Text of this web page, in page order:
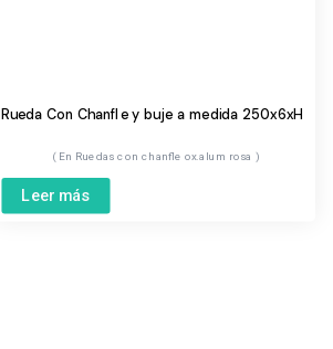
Rueda Con Chanfle y buje a medida 250x6xH
Ruedas con chanfle ox.alum rosa
Leer más